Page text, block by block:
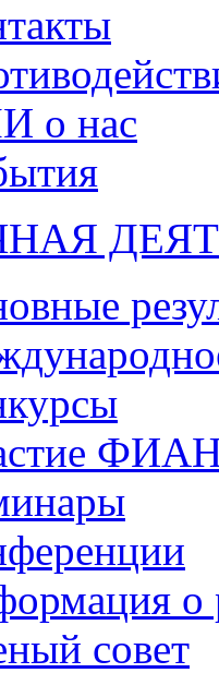
о нас
о
совет